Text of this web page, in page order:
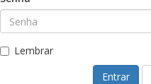
Lembrar